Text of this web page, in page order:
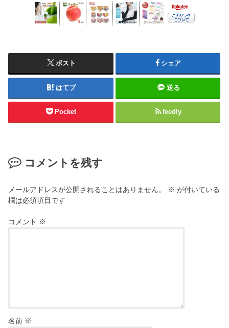
ポスト シェア
はてブ 送る
Pocket feedly
コメントを残す
メールアドレスが公開されることはありません。 ※ が付いている
欄は必須項目です
コメント ※
名前 ※